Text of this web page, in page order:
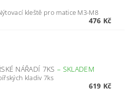
kleště pro matice M3-M8
476 Kč
NÁŘADÍ 7KS– SKLADEM
kladiv 7ks
619 Kč